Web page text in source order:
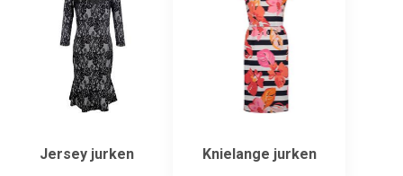
Jersey jurken Knielange jurken